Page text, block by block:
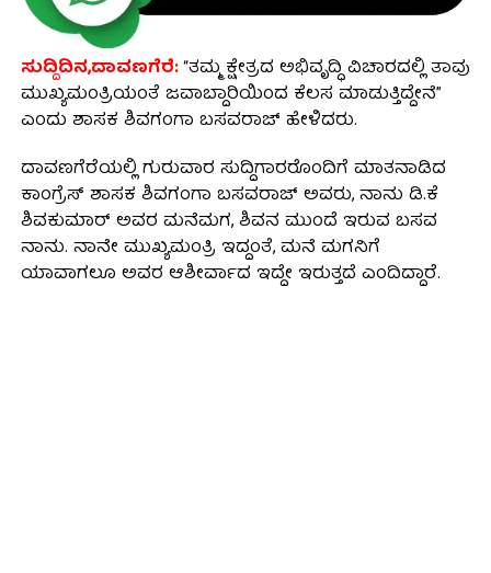
ಸುದ್ದಿದಿನ,ದಾವಣಗೆರೆ:“ತಮ್ಮ ಕ್ಷೇತ್ರದ ಅಭಿವೃದ್ಧಿ ವಿಚಾರದಲ್ಲಿ ತಾವು
ಮುಖ್ಯಮಂತ್ರಿಯಂತೆ ಜವಾಬ್ದಾರಿಯಿಂದ ಕೆಲಸ ಮಾಡುತ್ತಿದ್ದೇನೆ”
ಎಂದು ಶಾಸಕ ಶಿವಗಂಗಾ ಬಸವರಾಜ್ ಹೇಳಿದರು.
ದಾವಣಗೆರೆಯಲ್ಲಿ ಗುರುವಾರ ಸುದ್ದಿಗಾರರೊಂದಿಗೆ ಮಾತನಾಡಿದ
ಕಾಂಗ್ರೆಸ್ ಶಾಸಕ ಶಿವಗಂಗಾ ಬಸವರಾಜ್ ಅವರು, ನಾನು ಡಿ.ಕೆ
ಶಿವಕುಮಾರ್‌ ಅವರ ಮನೆಮಗ, ಶಿವನ ಮುಂದೆ ಇರುವ ಬಸವ
ನಾನು. ನಾನೇ ಮುಖ್ಯಮಂತ್ರಿ ಇದ್ದಂತೆ, ಮನೆ ಮಗನಿಗೆ
ಯಾವಾಗಲೂ ಅವರ ಆಶೀರ್ವಾದ ಇದ್ದೇ ಇರುತ್ತದೆ ಎಂದಿದ್ದಾರೆ.